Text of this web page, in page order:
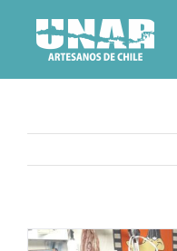
contenido